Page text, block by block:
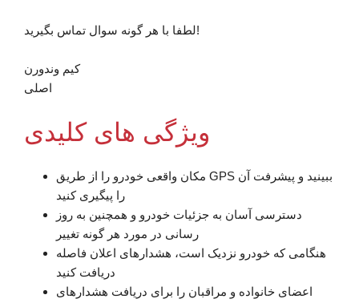
لطفا با هر گونه سوال تماس بگیرید!
کیم وندورن
اصلی
ویژگی های کلیدی
مکان واقعی خودرو را از طریق GPS ببینید و پیشرفت آن
را پیگیری کنید
دسترسی آسان به جزئیات خودرو و همچنین به روز
رسانی در مورد هر گونه تغییر
هنگامی که خودرو نزدیک است، هشدارهای اعلان فاصله
دریافت کنید
اعضای خانواده و مراقبان را برای دریافت هشدارهای